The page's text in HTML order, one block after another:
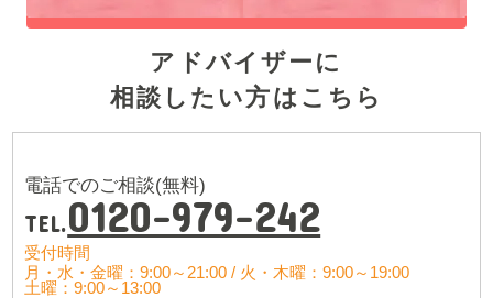
アドバイザーに
相談したい方はこちら
電話でのご相談(無料)
TEL.0120-979-242
受付時間
月・水・金曜：9:00～21:00 / 火・木曜：9:00～19:00
土曜：9:00～13:00